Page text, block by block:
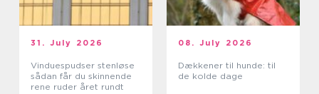
31. July 2026
Vinduespudser stenløse
sådan får du skinnende
rene ruder året rundt
08. July 2026
Dækkener til hunde: til
de kolde dage